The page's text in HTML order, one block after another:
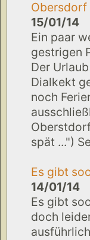
Obersdorf
15/01/14
Ein paar
gestrigen
Der
Dialkekt
noch
spät ...")
Es gibt
14/01/14
Es gibt
doch